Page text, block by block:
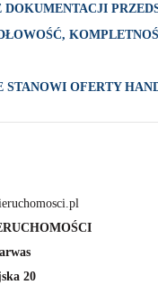
DOKUMENTACJI
STANOWI OFERTY
20